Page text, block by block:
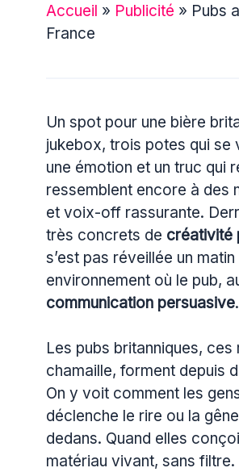
Accueil » Publicité » Pubs
France
Un spot pour une bière
jukebox, trois potes qui se
une émotion et un truc qui
ressemblent encore à des
et voix-off rassurante.
très concrets de créativité
s’est pas réveillée un
environnement où le pub,
communication persuasive.
Les pubs britanniques, ces
chamaille, forment depuis
On y voit comment les
déclenche le rire ou la
dedans. Quand elles
matériau vivant, sans